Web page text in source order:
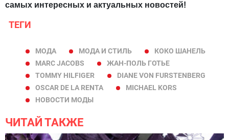
самых интересных и актуальных новостей!
ТЕГИ
МОДА МОДА И СТИЛЬ
КОКО ШАНЕЛЬ
MARC JACOBS
ЖАН-ПОЛЬ ГОТЬЕ
TOMMY HILFIGER
DIANE VON FURSTENBERG
OSCAR DE LA RENTA
MICHAEL KORS
НОВОСТИ МОДЫ
ЧИТАЙ ТАКЖЕ